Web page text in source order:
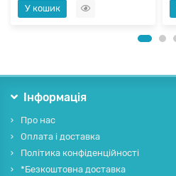
У кошик
Інформація
Про нас
Оплата і доставка
Політика конфіденційності
*Безкоштовна доставка